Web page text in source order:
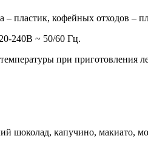
– пластик, кофейных отходов –
240В ~ 50/60 Гц.
при приготовления
шоколад, капучино, макиато,